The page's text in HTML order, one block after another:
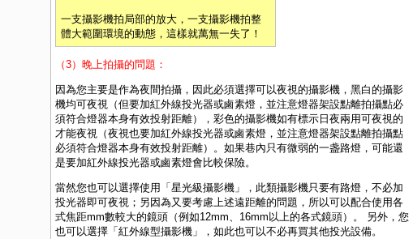
一支攝影機拍局部的放大，一支攝影機拍整
體大範圍環境的動態，這樣就萬無一失了！
（3）晚上拍攝的問題：
因為您主要是作為夜間拍攝，因此必須選擇可以夜視的攝影機，黑白的攝影
機均可夜視（但要加紅外線投光器或鹵素燈 ，並注意燈器架設點離拍攝點必
須符合燈器本身有效投射距離），彩色的攝影機如有標示日夜兩用可夜視的
才能夜視（夜視也要加紅外線投光器或鹵素燈 ，並注意燈器架設點離拍攝點
必須符合燈器本身有效投射距離）。如果巷內只有微弱的一盏路燈，可能還
是要加紅外線投光器或鹵素燈會比較保險。
當然您也可以選擇使用「 星光級攝影機 」，此類攝影機只要有路燈，不必加
投光器即可夜視；另因為又要考慮上述遠距離的問題，所以可以配合使用各
式焦距mm數較大的鏡頭（例如12mm、16mm以上的各式鏡頭）。 另外，您
也可以選擇「 紅外線型攝影機 」，如此也可以不必再買其他投光設備。